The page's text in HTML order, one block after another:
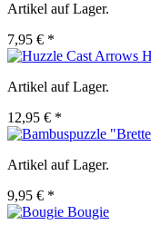
Artikel auf Lager.
7,95 € *
Artikel auf Lager.
12,95 € *
Artikel auf Lager.
9,95 € *
Bougie